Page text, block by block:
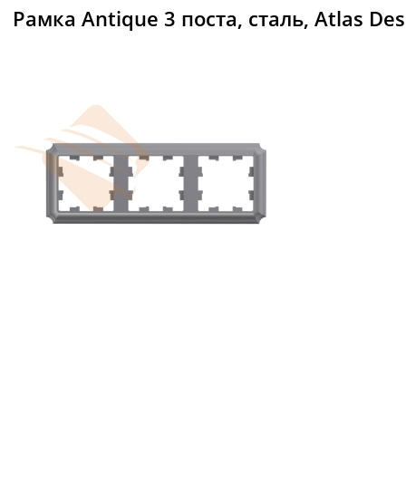
Рамка Antique 3 поста, сталь, Atlas